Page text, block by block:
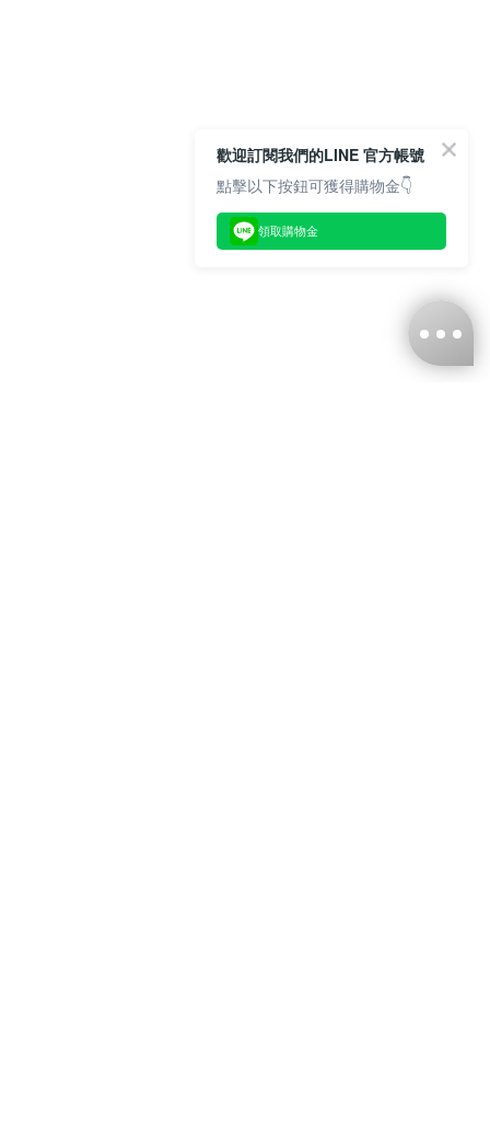
歡迎訂閱我們的LINE 官方帳號
點擊以下按鈕可獲得購物金👇
領取購物金